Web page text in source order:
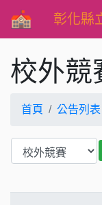
彰化縣
校外競
首頁 公告列表